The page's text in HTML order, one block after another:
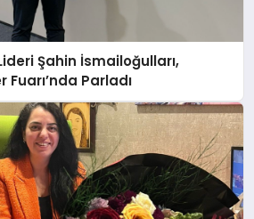
Şahin İsmailoğulları,
Parladı ￼